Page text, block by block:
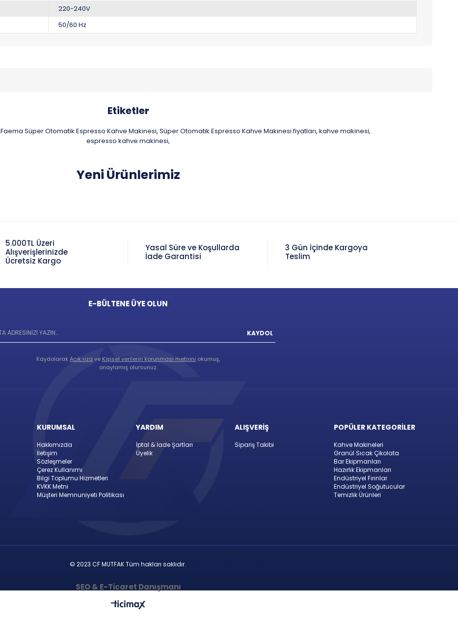
220-240V
50/60 Hz
Etiketler
Faema Süper Otomatik Espresso Kahve Makinesi, Süper Otomatik Espresso Kahve Makinesi fiyatları, kahve makinesi,
espresso kahve makinesi,
Yeni Ürünlerimiz
5.000TL Üzeri
Alışverişlerinizde
Ücretsiz Kargo
Yasal Süre ve Koşullarda
İade Garantisi
3 Gün İçinde Kargoya
Teslim
E-BÜLTENE ÜYE OLUN
KAYDOL
KaydolarakAçık rıza ve Kişisel verilerin korunması metnini okumuş,
onaylamış olursunuz.
KURUMSAL
Hakkımızda
İletişim
Sözleşmeler
Çerez Kullanımı
Bilgi Toplumu Hizmetleri
KVKK Metni
Müşteri Memnuniyeti Politikası
YARDIM
İptal & İade Şartları
Üyelik
ALIŞVERİŞ
Sipariş Takibi
POPÜLER KATEGORİLER
Kahve Makineleri
Granül Sıcak Çikolata
Bar Ekipmanları
Hazırlık Ekipmanları
Endüstriyel Fırınlar
Endüstriyel Soğutucular
Temizlik Ürünleri
© 2023 CF MUTFAK Tüm hakları saklıdır.
SEO & E-Ticaret Danışmanı